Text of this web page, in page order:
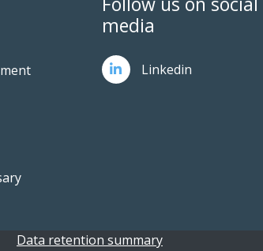
media
Linkedin
Data retention summary